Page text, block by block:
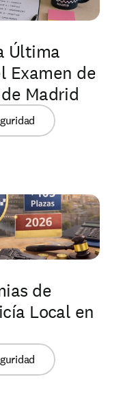
Última
Examen de
Madrid
de
Local en